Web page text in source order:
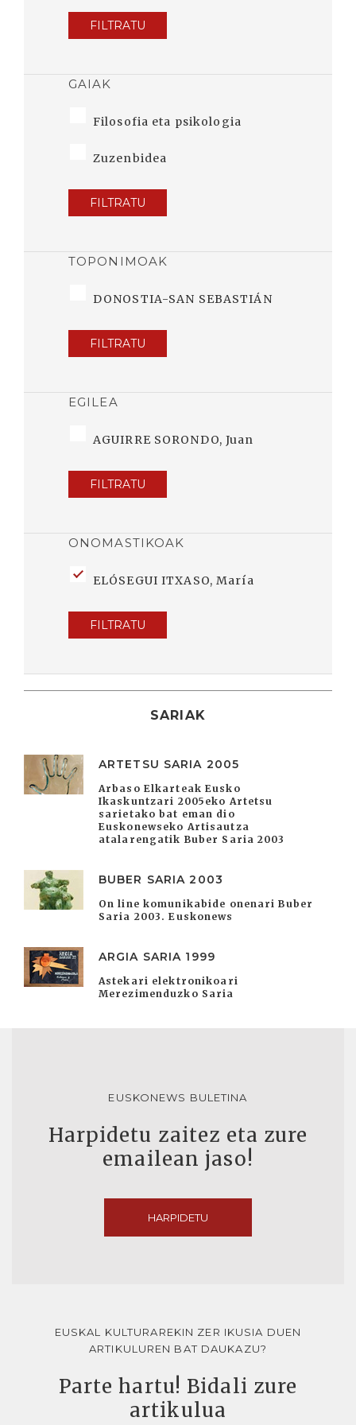
FILTRATU
GAIAK
Filosofia eta psikologia
Zuzenbidea
FILTRATU
TOPONIMOAK
DONOSTIA-SAN SEBASTIÁN
FILTRATU
EGILEA
AGUIRRE SORONDO, Juan
FILTRATU
ONOMASTIKOAK
ELÓSEGUI ITXASO, María
FILTRATU
SARIAK
ARTETSU SARIA 2005
Arbaso Elkarteak Eusko
Ikaskuntzari 2005eko Artetsu
sarietako bat eman dio
Euskonewseko Artisautza
atalarengatik Buber Saria 2003
BUBER SARIA 2003
On line komunikabide onenari Buber
Saria 2003. Euskonews
ARGIA SARIA 1999
Astekari elektronikoari
Merezimenduzko Saria
EUSKONEWS BULETINA
Harpidetu zaitez eta zure
emailean jaso!
HARPIDETU
EUSKAL KULTURAREKIN ZER IKUSIA DUEN
ARTIKULUREN BAT DAUKAZU?
Parte hartu! Bidali zure
artikulua